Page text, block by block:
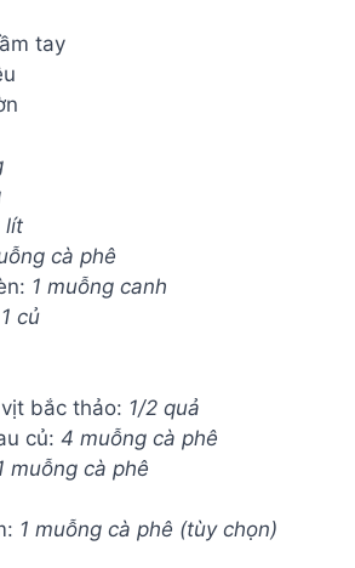
tay
lít
cà phê
1 muỗng canh
1 củ
bắc thảo: 1/2 quả
củ: 4 muỗng cà phê
muỗng cà phê
1 muỗng cà phê (tùy chọn)